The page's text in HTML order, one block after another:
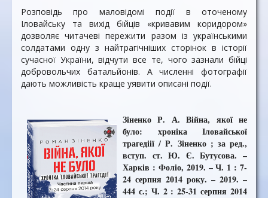
Розповідь про маловідомі події в оточеному
Іловайську та вихід бійців «кривавим коридором»
дозволяє читачеві пережити разом із українськими
солдатами одну з найтрагічніших сторінок в історії
сучасної України, відчути все те, чого зазнали бійці
добровольчих батальйонів. А численні фотографії
дають можливість краще уявити описані події.
Зіненко Р. А. Війна, якої не
було: хроніка Іловайської
трагедіії / Р. Зіненко ; за ред.,
вступ. ст. Ю. Є. Бутусова. –
Харків : Фоліо, 2019. – Ч. 1 : 7-
24 серпня 2014 року. – 2019. –
444 с.; Ч. 2 : 25-31 серпня 2014